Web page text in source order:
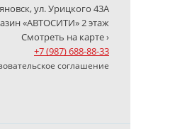
ул. Урицкого 43А
«АВТОСИТИ» 2 этаж
Смотреть на карте ›
+7 (987) 688-88-33
соглашение